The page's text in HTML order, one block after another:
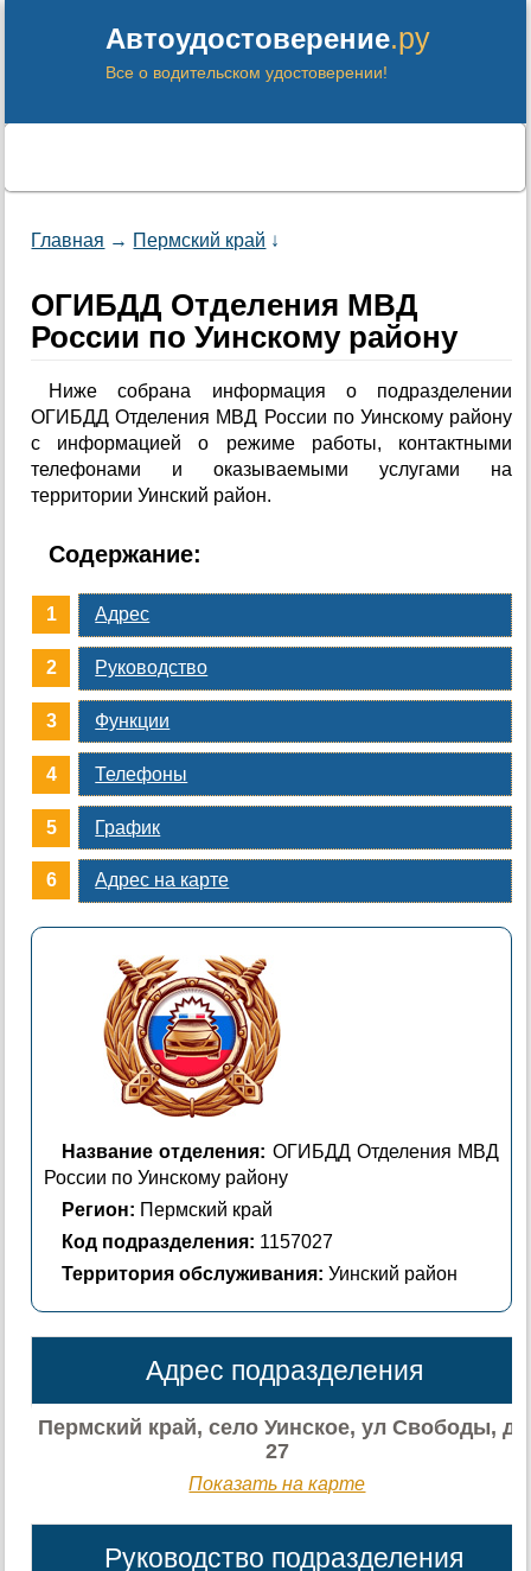
Автоудостоверение.ру
Все о водительском удостоверении!
Главная → Пермский край ↓
ОГИБДД Отделения МВД
России по Уинскому району
Ниже собрана информация о подразделении
ОГИБДД Отделения МВД России по Уинскому району
с информацией о режиме работы, контактными
телефонами и оказываемыми услугами на
территории Уинский район.
Содержание:
Адрес
Руководство
Функции
Телефоны
График
Адрес на карте
Название отделения: ОГИБДД Отделения МВД
России по Уинскому району
Регион: Пермский край
Код подразделения: 1157027
Территория обслуживания: Уинский район
Адрес подразделения
Пермский край, село Уинское, ул Свободы, д
27
Показать на карте
Руководство подразделения